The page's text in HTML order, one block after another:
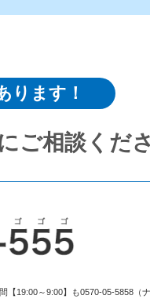
ります！
ご相談くだ
【19:00～9:00】も0570-05-5858（